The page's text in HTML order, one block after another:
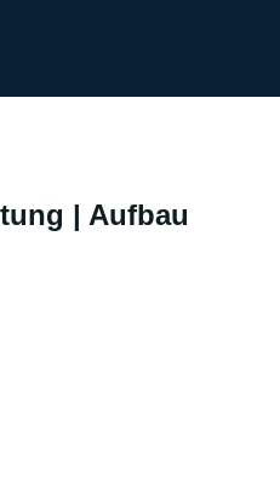
| Aufbau